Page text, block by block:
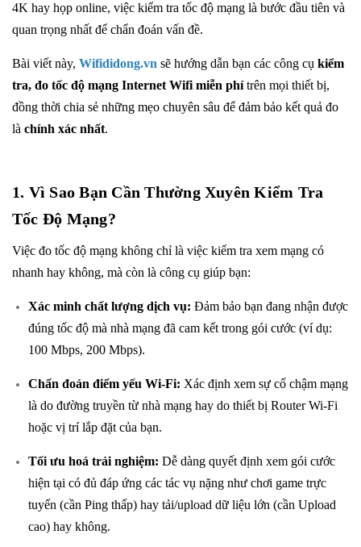
4K hay họp online, việc kiểm tra tốc độ mạng là bước đầu tiên và
quan trọng nhất để chẩn đoán vấn đề.
Bài viết này, Wifididong.vn sẽ hướng dẫn bạn các công cụ kiểm
tra, đo tốc độ mạng Internet Wifi miễn phítrên mọi thiết bị,
đồng thời chia sẻ những mẹo chuyên sâu để đảm bảo kết quả đo
là chính xác nhất.
1. Vì Sao Bạn Cần Thường Xuyên Kiểm Tra
Tốc Độ Mạng?
Việc đo tốc độ mạng không chỉ là việc kiểm tra xem mạng có
nhanh hay không, mà còn là công cụ giúp bạn:
Xác minh chất lượng dịch vụ: Đảm bảo bạn đang nhận được
đúng tốc độ mà nhà mạng đã cam kết trong gói cước (ví dụ:
100 Mbps, 200 Mbps).
Chẩn đoán điểm yếu Wi-Fi: Xác định xem sự cố chậm mạng
là do đường truyền từ nhà mạng hay do thiết bị Router Wi-Fi
hoặc vị trí lắp đặt của bạn.
Tối ưu hoá trải nghiệm: Dễ dàng quyết định xem gói cước
hiện tại có đủ đáp ứng các tác vụ nặng như chơi game trực
tuyến (cần Ping thấp) hay tải/upload dữ liệu lớn (cần Upload
cao) hay không.